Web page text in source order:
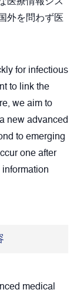
外を問わず医
for infectious
to link the
we aim to
new advanced
to emerging
one after
medical